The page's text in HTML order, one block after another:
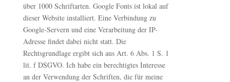
über 1000 Schriftarten. Google Fonts ist lokal auf
dieser Website installiert. Eine Verbindung zu
Google-Servern und eine Verarbeitung der IP-
Adresse findet dabei nicht statt. Die
Rechtsgrundlage ergibt sich aus Art. 6 Abs. 1 S. 1
lit. f DSGVO. Ich habe ein berechtigtes Interesse
an der Verwendung der Schriften, die für meine